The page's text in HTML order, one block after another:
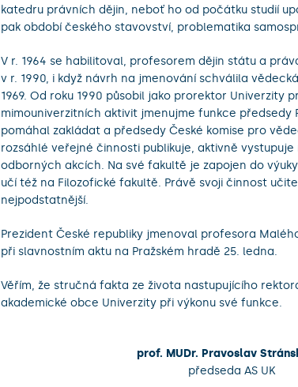
katedru právních dějin, neboť ho od počátku studií
pak období českého stavovství, problematika
V r. 1964 se habilitoval, profesorem dějin státu a
v r. 1990, i když návrh na jmenování schválila
1969. Od roku 1990 působil jako prorektor Univerzity
mimouniverzitních aktivit jmenujme funkce předsedy
pomáhal zakládat a předsedy České komise pro
rozsáhlé veřejné činnosti publikuje, aktivně
odborných akcích. Na své fakultě je zapojen do
učí též na Filozofické fakultě. Právě svoji činnost
nejpodstatnější.
Prezident České republiky jmenoval profesora
při slavnostním aktu na Pražském hradě 25. ledna.
Věřím, že stručná fakta ze života nastupujícího
akademické obce Univerzity při výkonu své funkce.
prof. MUDr. Pravoslav
předseda AS UK